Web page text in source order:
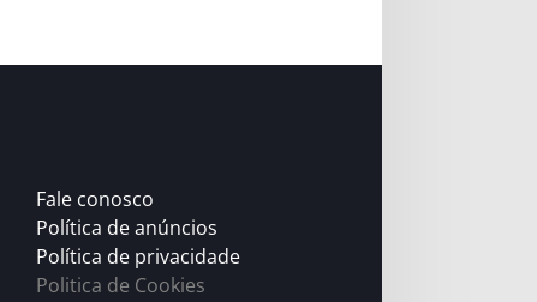
Fale conosco
Política de anúncios
Política de privacidade
Politica de Cookies